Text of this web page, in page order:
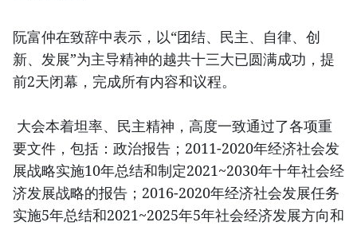
阮富仲在致辞中表示，以“团结、民主、自律、创
新、发展”为主导精神的越共十三大已圆满成功，提
前2天闭幕，完成所有内容和议程。
大会本着坦率、民主精神，高度一致通过了各项重
要文件，包括：政治报告；2011-2020年经济社会发
展战略实施10年总结和制定2021~2030年十年社会经
济发展战略的报告；2016-2020年经济社会发展任务
实施5年总结和2021~2025年5年社会经济发展方向和